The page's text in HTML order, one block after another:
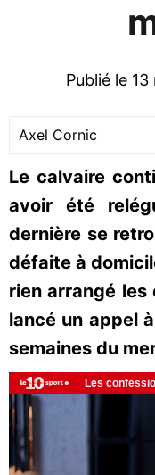
Publié le
Axel Cornic
Le calvaire
avoir été
dernière se
défaite à
rien arrangé les
lancé un appel
semaines du